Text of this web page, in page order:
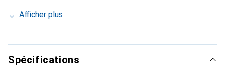
et indispensable de votre smartphone. Reconnaissante à
marque Noreve est un choix sûr pour une clientèle
exigeante.
Afficher plus
Spécifications